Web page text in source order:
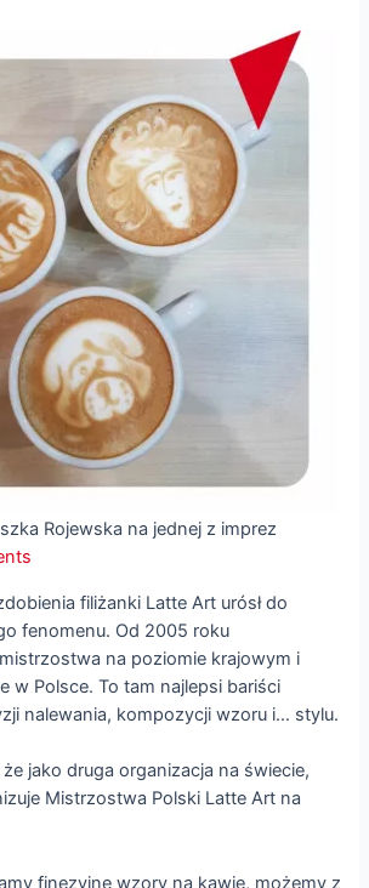
Rojewska na jednej z imprez
filiżanki Latte Art urósł do
fenomenu. Od 2005 roku
na poziomie krajowym i
w Polsce. To tam najlepsi bariści
nalewania, kompozycji wzoru i… stylu.
jako druga organizacja na świecie,
Mistrzostwa Polski Latte Art na
finezyjne wzory na kawie, możemy z